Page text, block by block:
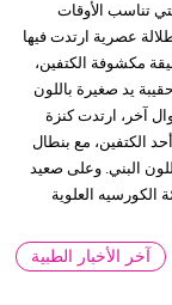
تناسب الأوقات
عصرية ارتدت فيها
مكشوفة الكتفين،
يد صغيرة باللون
آخر، ارتدت كنزة
الكتفين، مع بنطال
البني. وعلى صعيد
الكورسيه العلوية
آخر الأخبار الطبية